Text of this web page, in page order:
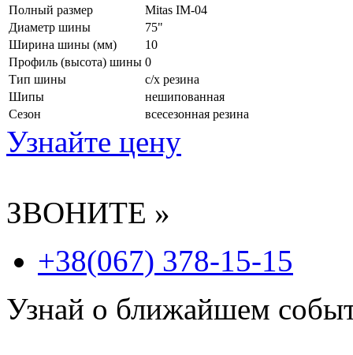
Полный размер
Mitas IM-04
Диаметр шины
75"
Ширина шины (мм)
10
Профиль (высота) шины 0
Тип шины
с/х резина
Шипы
нешипованная
Сезон
всесезонная резина
Узнайте цену
ЗВОНИТЕ »
+38(067) 378-15-15
Узнай о ближайшем